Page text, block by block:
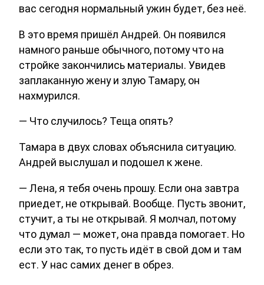
вас сегодня нормальный ужин будет, без неё.
В это время пришёл Андрей. Он появился
намного раньше обычного, потому что на
стройке закончились материалы. Увидев
заплаканную жену и злую Тамару, он
нахмурился.
— Что случилось? Теща опять?
Тамара в двух словах объяснила ситуацию.
Андрей выслушал и подошел к жене.
— Лена, я тебя очень прошу. Если она завтра
приедет, не открывай. Вообще. Пусть звонит,
стучит, а ты не открывай. Я молчал, потому
что думал — может, она правда помогает. Но
если это так, то пусть идёт в свой дом и там
ест. У нас самих денег в обрез.